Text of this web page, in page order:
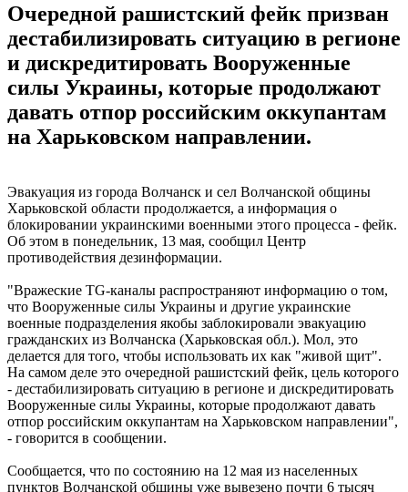
Очередной рашистский фейк призван
дестабилизировать ситуацию в регионе
и дискредитировать Вооруженные
силы Украины, которые продолжают
давать отпор российским оккупантам
на Харьковском направлении.
Эвакуация из города Волчанск и сел Волчанской общины
Харьковской области продолжается, а информация о
блокировании украинскими военными этого процесса - фейк.
Об этом в понедельник, 13 мая, сообщил Центр
противодействия дезинформации.
"Вражеские TG-каналы распространяют информацию о том,
что Вооруженные силы Украины и другие украинские
военные подразделения якобы заблокировали эвакуацию
гражданских из Волчанска (Харьковская обл.). Мол, это
делается для того, чтобы использовать их как "живой щит".
На самом деле это очередной рашистский фейк, цель которого
- дестабилизировать ситуацию в регионе и дискредитировать
Вооруженные силы Украины, которые продолжают давать
отпор российским оккупантам на Харьковском направлении",
- говорится в сообщении.
Сообщается, что по состоянию на 12 мая из населенных
пунктов Волчанской общины уже вывезено почти 6 тысяч